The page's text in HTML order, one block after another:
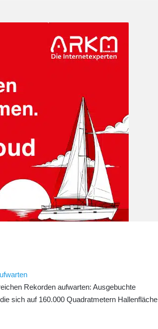
Rekorden aufwarten: Ausgebuchte
sich auf 160.000 Quadratmetern Hallenfläche